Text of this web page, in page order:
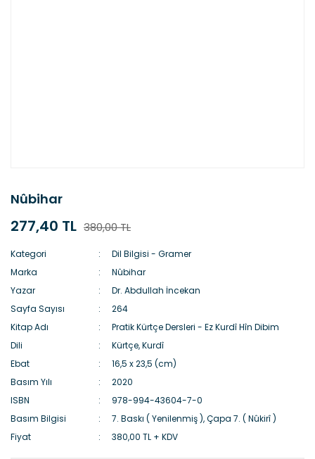
Nûbihar
277,40 TL 380,00 TL
Kategori
Dil Bilgisi - Gramer
Marka
Nûbihar
Yazar
Dr. Abdullah İncekan
Sayfa Sayısı
264
Kitap Adı
Pratik Kürtçe Dersleri - Ez Kurdî Hîn Dibim
Dili
Kürtçe, Kurdî
Ebat
16,5 x 23,5 (cm)
Basım Yılı
2020
ISBN
978-994-43604-7-0
Basım Bilgisi
7. Baskı ( Yenilenmiş ), Çapa 7. ( Nûkirî )
Fiyat
380,00 TL + KDV